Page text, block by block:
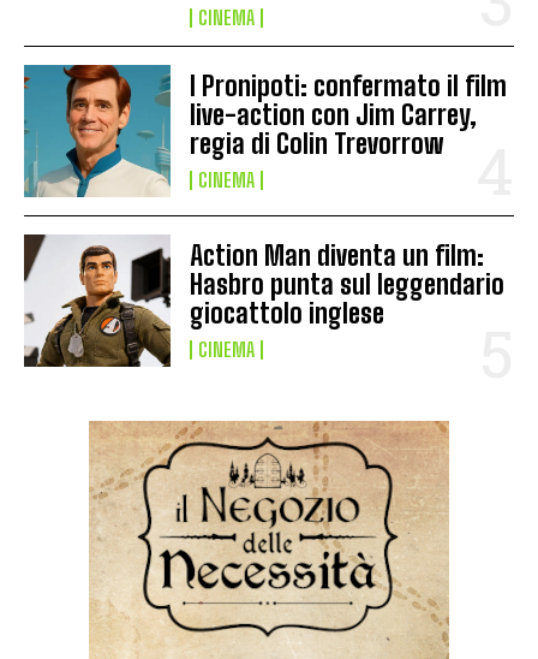
CINEMA
I Pronipoti: confermato il film
live-action con Jim Carrey,
regia di Colin Trevorrow
CINEMA
Action Man diventa un film:
Hasbro punta sul leggendario
giocattolo inglese
CINEMA